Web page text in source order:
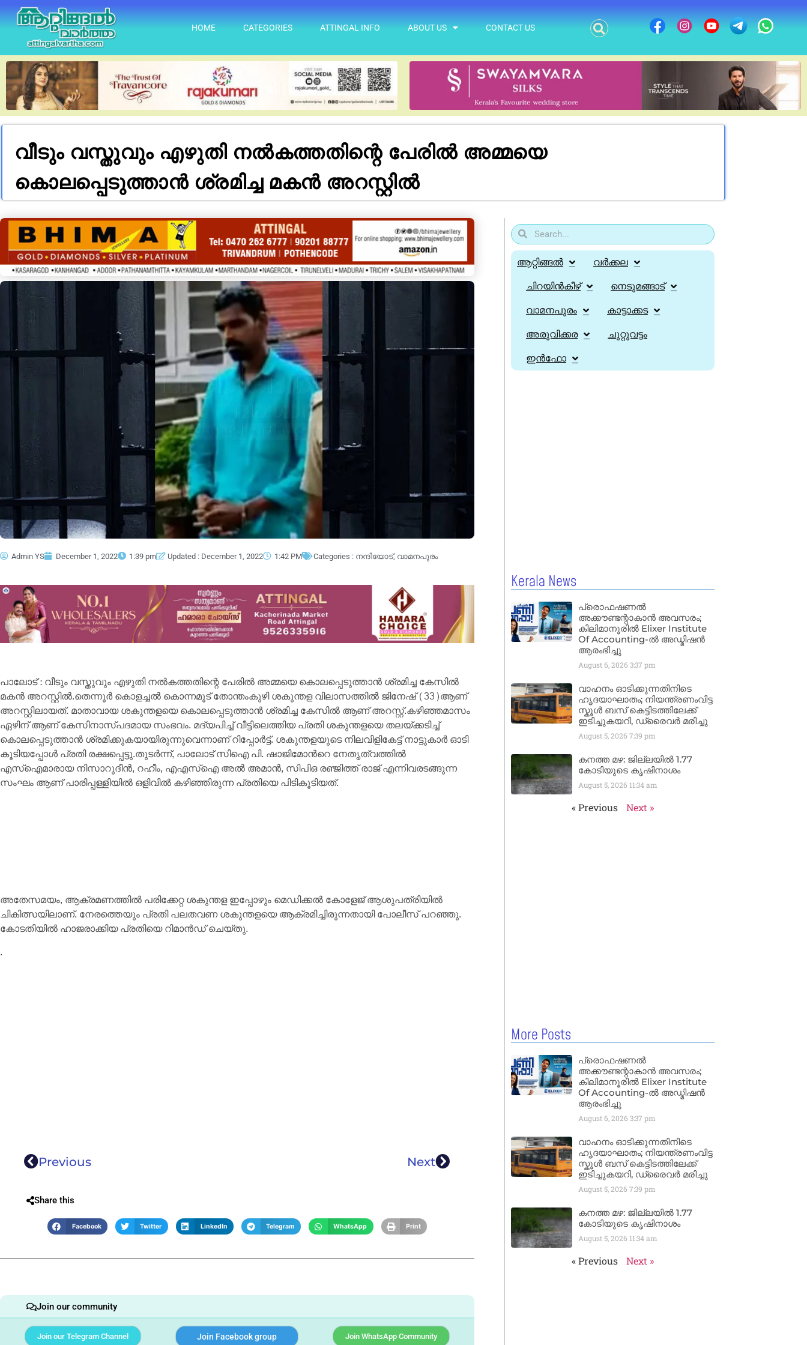
HOME CATEGORIES ATTINGAL INFO ABOUT US CONTACT US
വീടും വസ്തുവും എഴുതി നൽകത്തതിന്റെ പേരില്‍ അമ്മയെ
കൊലപ്പെടുത്താന്‍ ശ്രമിച്ച മകന്‍ അറസ്റ്റില്‍
Admin YS December 1, 2022 1:39 pm Updated : December 1, 2022 1:42 PM Categories : നന്ദിയോട്, വാമനപുരം
പാലോട് : വീടും വസ്തുവും എഴുതി നൽകത്തതിന്റെ പേരില്‍ അമ്മയെ കൊലപ്പെടുത്താന്‍ ശ്രമിച്ച കേസിൽ
മകന്‍ അറസ്റ്റില്‍.തെന്നൂര്‍ കൊളച്ചല്‍ കൊന്നമൂട് തോന്തംകുഴി ശകുന്തള വിലാസത്തില്‍ ജിനേഷ് (33)ആണ്
അറസ്റ്റിലായത്. മാതാവായ ശകുന്തളയെ കൊലപ്പെടുത്താന്‍ ശ്രമിച്ച കേസില്‍ ആണ് അറസ്റ്റ്.കഴിഞ്ഞമാസം
ഏഴിന് ആണ് കേസിനാസ്പദമായ സംഭവം. മദ്യപിച്ച്‌ വീട്ടിലെത്തിയ പ്രതി ശകുന്തളയെ തലയ്ക്കടിച്ച്‌
കൊലപ്പെടുത്താന്‍ ശ്രമിക്കുകയായിരുന്നുവെന്നാണ് റിപ്പോർട്ട്‌. ശകുന്തളയുടെ നിലവിളികേട്ട് നാട്ടുകാര്‍ ഓടി
കൂടിയപ്പോള്‍ പ്രതി രക്ഷപ്പെട്ടു.തുടര്‍ന്ന്, പാലോട് സിഐ പി. ഷാജിമോന്‍റെ നേതൃത്വത്തില്‍
എസ്‌ഐമാരായ നിസാറുദീന്‍, റഹീം, എഎസ്‌ഐ അല്‍ അമാന്‍, സിപിഒ രഞ്ജിത്ത് രാജ് എന്നിവരടങ്ങുന്ന
സംഘം ആണ് പാരിപ്പള്ളിയില്‍ ഒളിവില്‍ കഴിഞ്ഞിരുന്ന പ്രതിയെ പിടികൂടിയത്.
അതേസമയം, ആക്രമണത്തില്‍ പരിക്കേറ്റ ശകുന്തള ഇപ്പോഴും മെഡിക്കല്‍ കോളേജ് ആശുപത്രിയില്‍
ചികിത്സയിലാണ്. നേരത്തെയും പ്രതി പലതവണ ശകുന്തളയെ ആക്രമിച്ചിരുന്നതായി പോലീസ് പറഞ്ഞു.
കോടതിയില്‍ ഹാജരാക്കിയ പ്രതിയെ റിമാന്‍ഡ് ചെയ്തു.
.
Previous Next
Share this
Facebook Twitter LinkedIn Telegram WhatsApp Print
Join our community
Join our Telegram Channel Join Facebook group Join WhatsApp Community
ആറ്റിങ്ങൽ വർക്കല
ചിറയിൻകീഴ് നെടുമങ്ങാട്
വാമനപുരം കാട്ടാക്കട
അരുവിക്കര ചുറ്റുവട്ടം
ഇൻഫോ
Kerala News
പ്രൊഫഷണൽ
അക്കൗണ്ടന്റാകാൻ അവസരം;
കിലിമാനൂരിൽ Elixer Institute
Of Accounting-ൽ അഡ്മിഷൻ
ആരംഭിച്ചു
August 6, 2026 3:37 pm
വാഹനം ഓടിക്കുന്നതിനിടെ
ഹൃദയാഘാതം; നിയന്ത്രണംവിട്ട
സ്കൂൾ ബസ് കെട്ടിടത്തിലേക്ക്
ഇടിച്ചുകയറി, ഡ്രൈവർ മരിച്ചു
August 5, 2026 7:39 pm
കനത്ത മഴ: ജില്ലയിൽ 1.77
കോടിയുടെ കൃഷിനാശം
August 5, 2026 11:34 am
« Previous Next »
More Posts
പ്രൊഫഷണൽ
അക്കൗണ്ടന്റാകാൻ അവസരം;
കിലിമാനൂരിൽ Elixer Institute
Of Accounting-ൽ അഡ്മിഷൻ
ആരംഭിച്ചു
August 6, 2026 3:37 pm
വാഹനം ഓടിക്കുന്നതിനിടെ
ഹൃദയാഘാതം; നിയന്ത്രണംവിട്ട
സ്കൂൾ ബസ് കെട്ടിടത്തിലേക്ക്
ഇടിച്ചുകയറി, ഡ്രൈവർ മരിച്ചു
August 5, 2026 7:39 pm
കനത്ത മഴ: ജില്ലയിൽ 1.77
കോടിയുടെ കൃഷിനാശം
August 5, 2026 11:34 am
« Previous Next »